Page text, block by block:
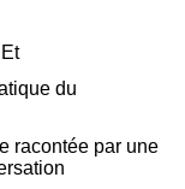
du
racontée par une